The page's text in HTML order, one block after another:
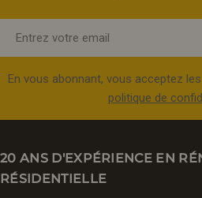
En vous abonnant, vous acceptez les
politique de
20 ANS D'EXPÉRIENCE EN
RÉSIDENTIELLE